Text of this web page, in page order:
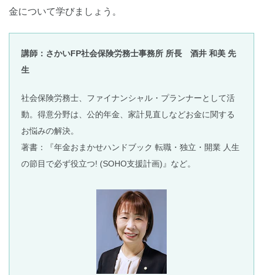
金について学びましょう。
講師：さかいFP社会保険労務士事務所 所長 酒井 和美 先
生
社会保険労務士、ファイナンシャル・プランナーとして活
動。得意分野は、公的年金、家計見直しなどお金に関する
お悩みの解決。
著書：『年金おまかせハンドブック 転職・独立・開業 人生
の節目で必ず役立つ! (SOHO支援計画)』など。